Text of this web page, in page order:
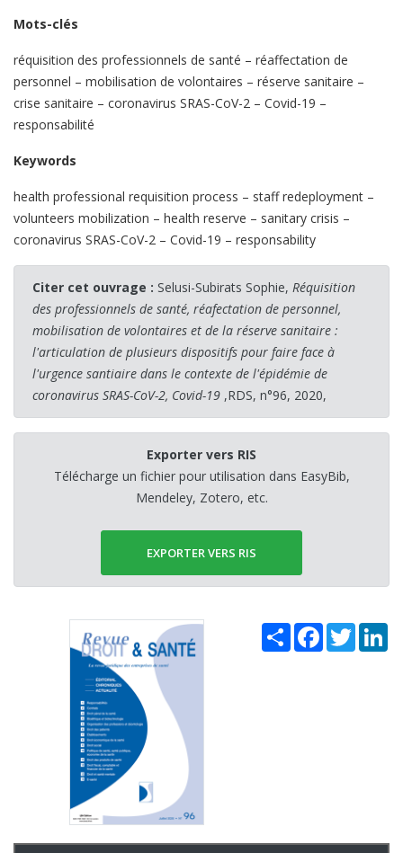
Mots-clés
réquisition des professionnels de santé – réaffectation de
personnel – mobilisation de volontaires – réserve sanitaire –
crise sanitaire – coronavirus SRAS-CoV-2 – Covid-19 –
responsabilité
Keywords
health professional requisition process – staff redeployment –
volunteers mobilization – health reserve – sanitary crisis –
coronavirus SRAS-CoV-2 – Covid-19 – responsability
Citer cet ouvrage : Selusi-Subirats Sophie, Réquisition
des professionnels de santé, réafectation de personnel,
mobilisation de volontaires et de la réserve sanitaire :
l'articulation de plusieurs dispositifs pour faire face à
l'urgence santiaire dans le contexte de l'épidémie de
coronavirus SRAS-CoV-2, Covid-19 ,RDS, n°96, 2020,
Exporter vers RIS
Télécharge un fichier pour utilisation dans EasyBib,
Mendeley, Zotero, etc.
EXPORTER VERS RIS
Share Facebook
Twitter